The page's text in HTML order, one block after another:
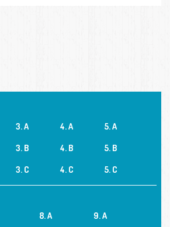
3. A
3. B
3. C
4. A
4. B
4. C
5. A
5. B
5. C
8. A 9. A